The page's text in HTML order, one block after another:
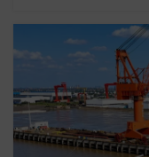
voleb ochrany